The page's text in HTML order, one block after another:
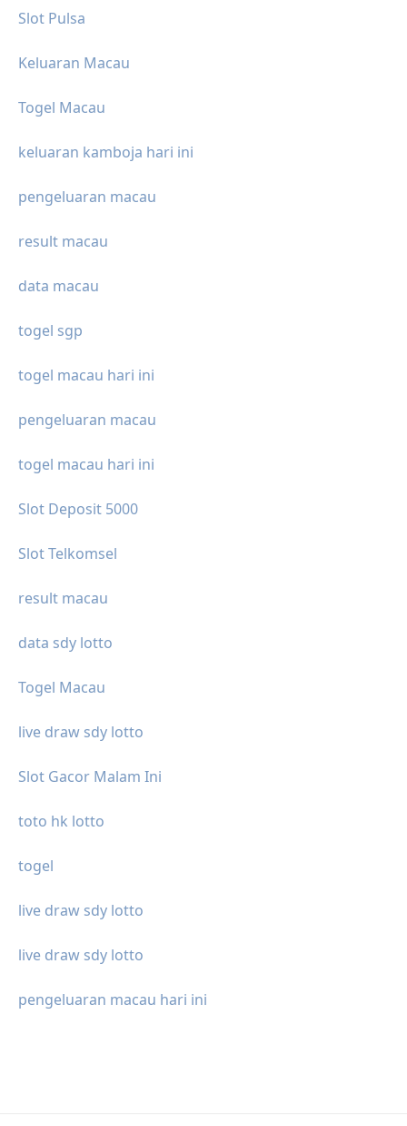
Slot Pulsa
Keluaran Macau
Togel Macau
keluaran kamboja hari ini
pengeluaran macau
result macau
data macau
togel sgp
togel macau hari ini
pengeluaran macau
togel macau hari ini
Slot Deposit 5000
Slot Telkomsel
result macau
data sdy lotto
Togel Macau
live draw sdy lotto
Slot Gacor Malam Ini
toto hk lotto
togel
live draw sdy lotto
live draw sdy lotto
pengeluaran macau hari ini